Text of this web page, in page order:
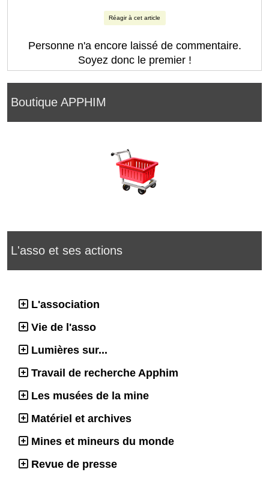
Boutique APPHIM
L'asso et ses actions
L'association
Vie de l'asso
Lumières sur...
Travail de recherche Apphim
Les musées de la mine
Matériel et archives
Mines et mineurs du monde
Revue de presse
Réagir à cet article
Personne n'a encore laissé de commentaire.
Soyez donc le premier !